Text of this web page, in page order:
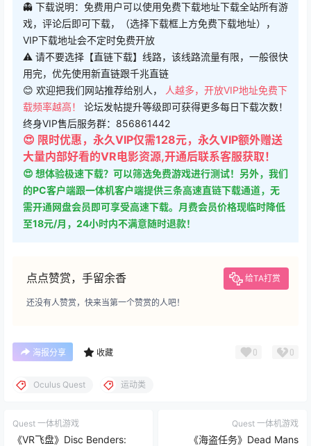
👻 下载说明：免费用户可以使用免费下载地址下载全站所有游
戏，评论后即可下载，（选择下载框上方免费下载地址），
VIP下载地址会不定时免费开放
⚠ 请不要选择【直链下载】线路，该线路流量有限，一般很快
用完，优先使用新直链跟千兆直链
😊 欢迎把我们网站推荐给别人，
人越多，开放VIP地址免费下
载频率越高！ 论坛发帖提升等级即可获得更多每日下载次数！
终身VIP售后服务群：856861442
😍 限时优惠，永久VIP仅需128元，永久VIP额外赠送
大量内部好看的VR电影资源,开通后联系客服获取！
😍 想体验极速下载？可以筛选免费游戏进行测试！另外，我们
的PC客户端跟一体机客户端提供三条高速直链下载通道，无
需开通网盘会员即可享受高速下载。月费会员价格现临时降低
至18元/月，24小时内不满意随时退款！
点点赞赏，手留余香 给TA打赏
还没有人赞赏，快来当第一个赞赏的人吧！
海报分享 收藏 0 0
Oculus Quest 运动类
Quest 一体机游戏
《VR飞盘》Disc Benders:
Quest 一体机游戏
《海盗任务》Dead Mans